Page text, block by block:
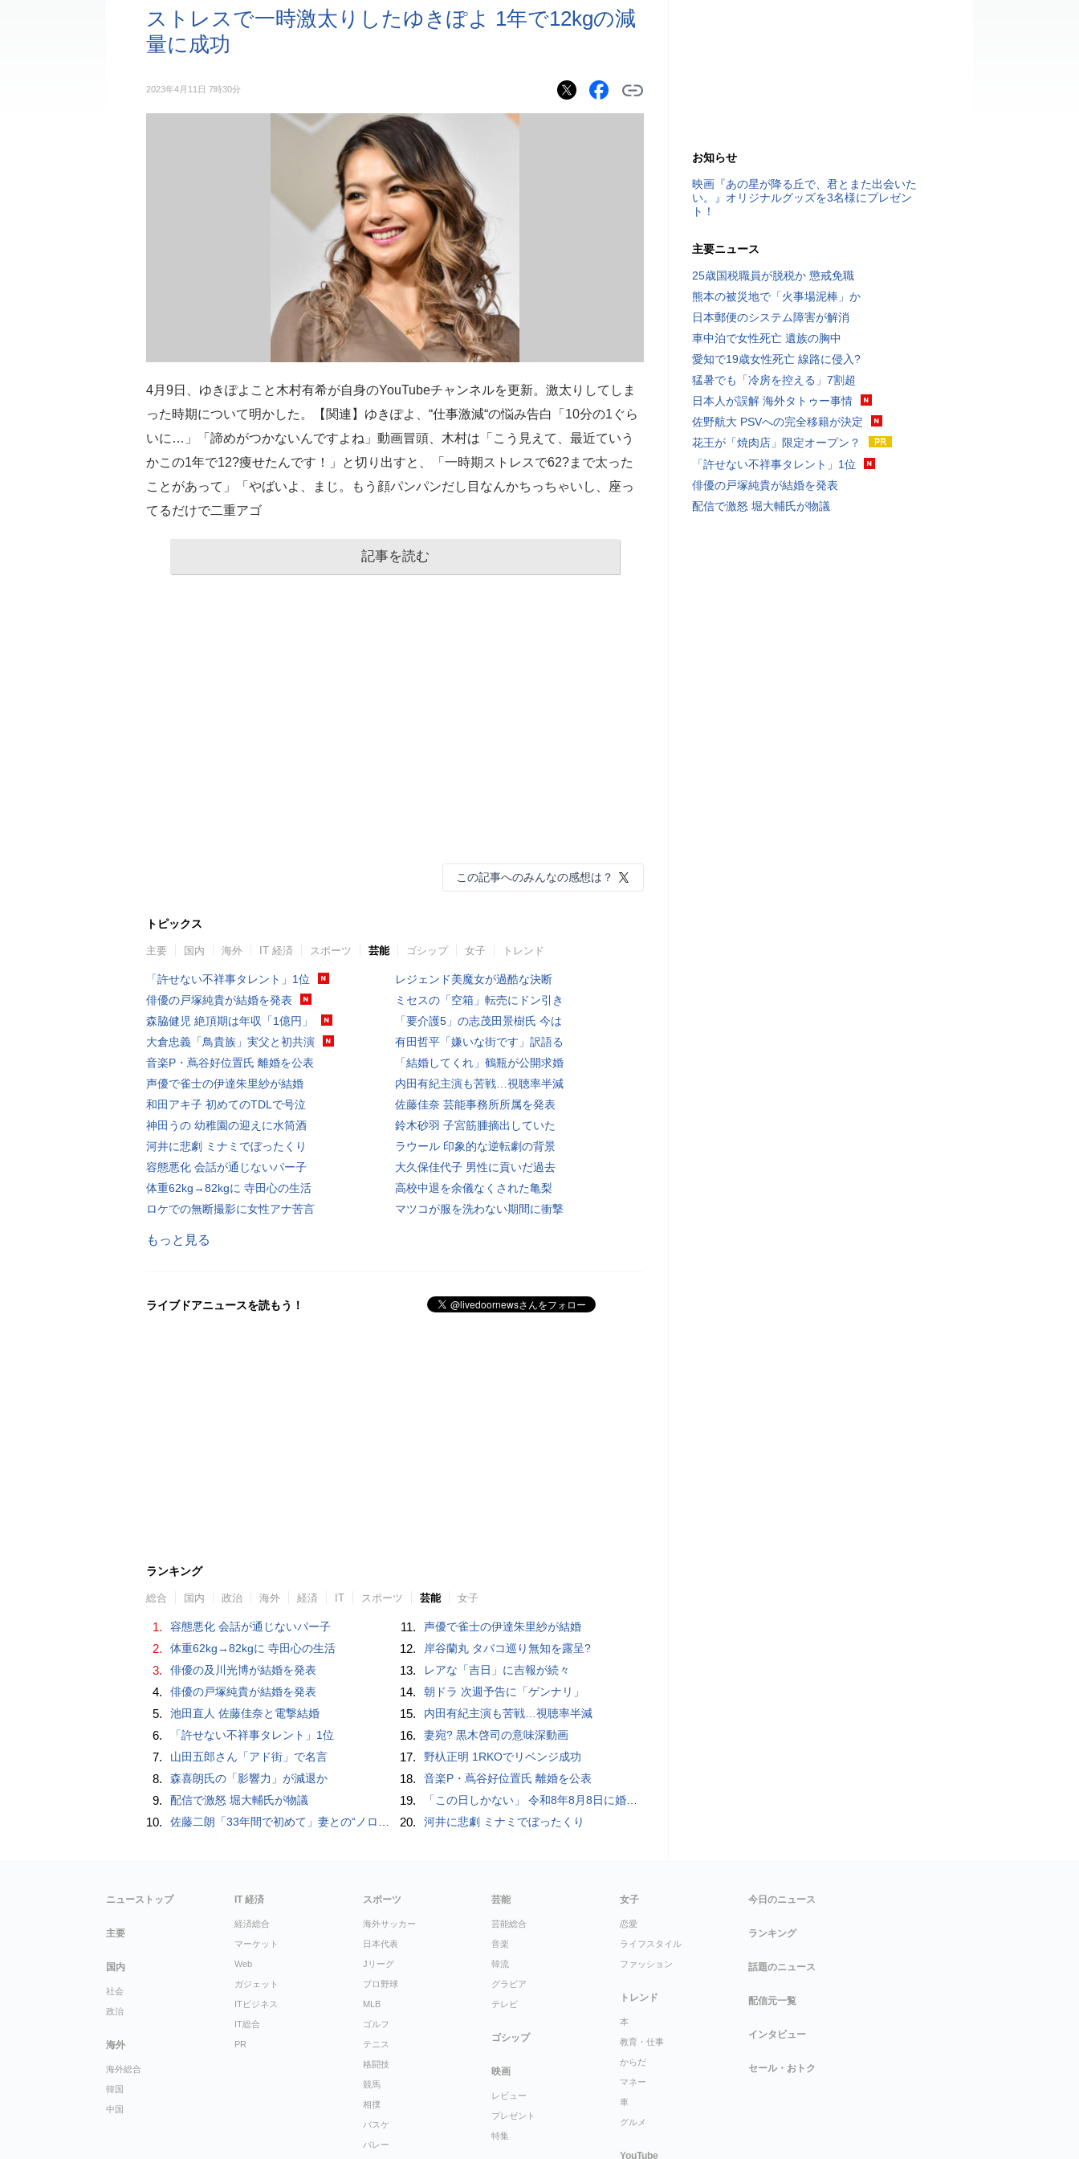
ストレスで一時激太りしたゆきぽよ 1年で12kgの減
量に成功
2023年4月11日 7時30分
4月9日、ゆきぽよこと木村有希が自身のYouTubeチャンネルを更新。激太りしてしま
った時期について明かした。【関連】ゆきぽよ、“仕事激減“の悩み告白「10分の1ぐら
いに…」「諦めがつかないんですよね」動画冒頭、木村は「こう見えて、最近ていう
かこの1年で12?痩せたんです！」と切り出すと、「一時期ストレスで62?まで太った
ことがあって」「やばいよ、まじ。もう顔パンパンだし目なんかちっちゃいし、座っ
てるだけで二重アゴ
記事を読む
この記事へのみんなの感想は？
トピックス
主要 国内 海外 IT 経済 スポーツ 芸能 ゴシップ 女子 トレンド
「許せない不祥事タレント」1位
俳優の戸塚純貴が結婚を発表
森脇健児 絶頂期は年収「1億円」
大倉忠義「鳥貴族」実父と初共演
音楽P・蔦谷好位置氏 離婚を公表
声優で雀士の伊達朱里紗が結婚
和田アキ子 初めてのTDLで号泣
神田うの 幼稚園の迎えに水筒酒
河井に悲劇 ミナミでぼったくり
容態悪化 会話が通じないパー子
体重62kg→82kgに 寺田心の生活
ロケでの無断撮影に女性アナ苦言
レジェンド美魔女が過酷な決断
ミセスの「空箱」転売にドン引き
「要介護5」の志茂田景樹氏 今は
有田哲平「嫌いな街です」訳語る
「結婚してくれ」鶴瓶が公開求婚
内田有紀主演も苦戦…視聴率半減
佐藤佳奈 芸能事務所所属を発表
鈴木砂羽 子宮筋腫摘出していた
ラウール 印象的な逆転劇の背景
大久保佳代子 男性に貢いだ過去
高校中退を余儀なくされた亀梨
マツコが服を洗わない期間に衝撃
もっと見る
ライブドアニュースを読もう！
ランキング
総合 国内 政治 海外 経済 IT スポーツ 芸能 女子
1. 容態悪化 会話が通じないパー子
2. 体重62kg→82kgに 寺田心の生活
3. 俳優の及川光博が結婚を発表
4. 俳優の戸塚純貴が結婚を発表
5. 池田直人 佐藤佳奈と電撃結婚
6. 「許せない不祥事タレント」1位
7. 山田五郎さん「アド街」で名言
8. 森喜朗氏の「影響力」が減退か
9. 配信で激怒 堀大輔氏が物議
10. 佐藤二朗「33年間で初めて」妻との“ノロケ砲”に反響続々「威力抜群」「奥様かっこいい」
11. 声優で雀士の伊達朱里紗が結婚
12. 岸谷蘭丸 タバコ巡り無知を露呈?
13. レアな「吉日」に吉報が続々
14. 朝ドラ 次週予告に「ゲンナリ」
15. 内田有紀主演も苦戦…視聴率半減
16. 妻宛? 黒木啓司の意味深動画
17. 野杁正明 1RKOでリベンジ成功
18. 音楽P・蔦谷好位置氏 離婚を公表
19. 「この日しかない」 令和8年8月8日に婚姻届続々
20. 河井に悲劇 ミナミでぼったくり
お知らせ
映画『あの星が降る丘で、君とまた出会いた
い。』オリジナルグッズを3名様にプレゼン
ト！
主要ニュース
25歳国税職員が脱税か 懲戒免職
熊本の被災地で「火事場泥棒」か
日本郵便のシステム障害が解消
車中泊で女性死亡 遺族の胸中
愛知で19歳女性死亡 線路に侵入?
猛暑でも「冷房を控える」7割超
日本人が誤解 海外タトゥー事情
佐野航大 PSVへの完全移籍が決定
花王が「焼肉店」限定オープン？
「許せない不祥事タレント」1位
俳優の戸塚純貴が結婚を発表
配信で激怒 堀大輔氏が物議
ニューストップ
主要
国内
社会
政治
海外
海外総合
韓国
中国
IT 経済
経済総合
マーケット
Web
ガジェット
ITビジネス
IT総合
PR
スポーツ
海外サッカー
日本代表
Jリーグ
プロ野球
MLB
ゴルフ
テニス
格闘技
競馬
相撲
バスケ
バレー
芸能
芸能総合
音楽
韓流
グラビア
テレビ
ゴシップ
映画
レビュー
プレゼント
特集
女子
恋愛
ライフスタイル
ファッション
トレンド
本
教育・仕事
からだ
マネー
車
グルメ
YouTube
今日のニュース
ランキング
話題のニュース
配信元一覧
インタビュー
セール・おトク